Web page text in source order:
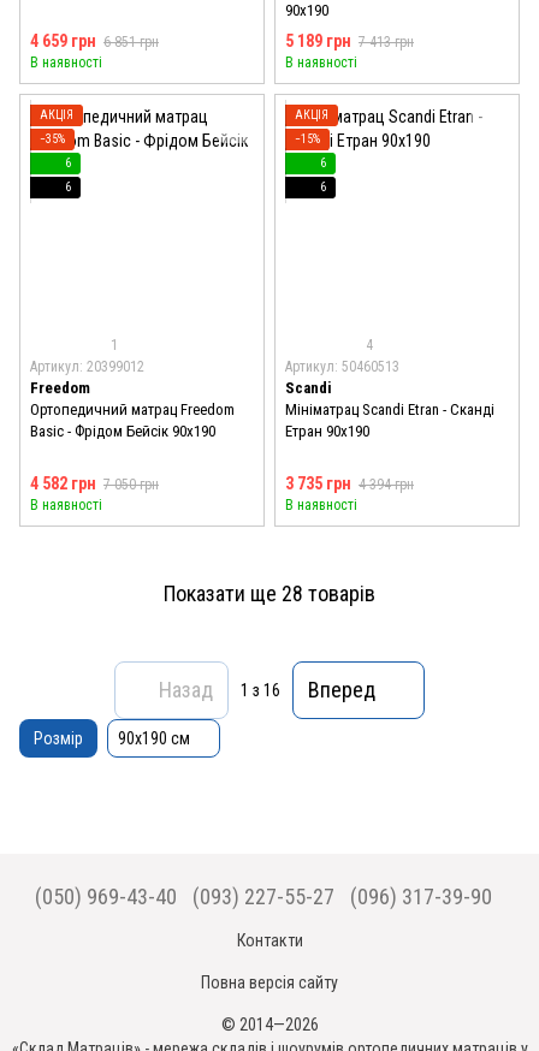
4 659 грн 6 851 грн
В наявності
90x190
5 189 грн 7 413 грн
В наявності
АКЦІЯ
−35%
6
6
1
Артикул: 20399012
Freedom
Ортопедичний матрац Freedom
Basic - Фрідом Бейсік 90x190
4 582 грн 7 050 грн
В наявності
АКЦІЯ
−15%
6
6
4
Артикул: 50460513
Scandi
Мініматрац Scandi Etran - Сканді
Етран 90x190
3 735 грн 4 394 грн
В наявності
Показати ще 28 товарів
Назад 1 з 16 Вперед
Розмір 90x190 см
(050) 969-43-40 (093) 227-55-27 (096) 317-39-90
Контакти
Повна версія сайту
© 2014—2026